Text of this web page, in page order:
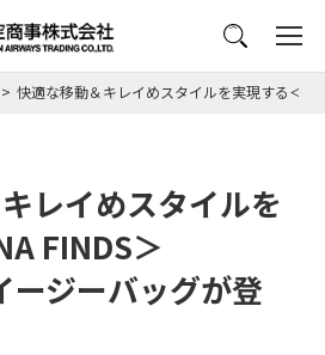
メニュー
快適な移動＆キレイめスタイルを実現する＜
レイめスタイルを
FINDS＞
ージーバッグが登